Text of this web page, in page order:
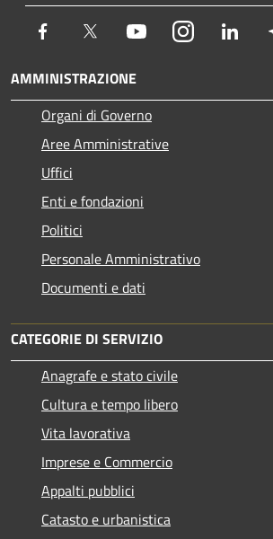
Facebook Twitter YoutubeInstagram
AMMINISTRAZIONE
Organi di Governo
Aree Amministrative
Uffici
Enti e fondazioni
Politici
Personale Amministrativo
Documenti e dati
CATEGORIE DI SERVIZIO
Anagrafe e stato civile
Cultura e tempo libero
Vita lavorativa
Imprese e Commercio
Appalti pubblici
Catasto e urbanistica